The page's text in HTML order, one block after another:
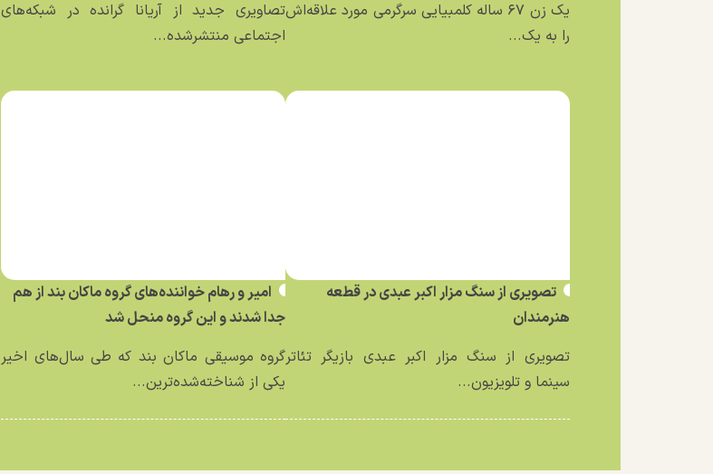
یک زن ۶۷ ساله کلمبیایی سرگرمی مورد علاقه‌اش
را به یک...
تصاویری جدید از آریانا گرانده در شبکه‌های
اجتماعی منتشرشده...
تصویری از سنگ مزار اکبر عبدی در قطعه
هنرمندان
تصویری از سنگ مزار اکبر عبدی بازیگر تئاتر
سینما و تلویزیون...
امیر و رهام خواننده‌های گروه ماکان بند از هم
جدا شدند و این گروه منحل شد
گروه موسیقی ماکان بند که طی سال‌های اخیر
یکی از شناخته‌شده‌ترین...